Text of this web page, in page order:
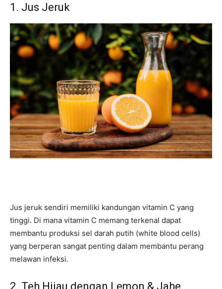
1. Jus Jeruk
Jus jeruk sendiri memiliki kandungan vitamin C yang
tinggi. Di mana vitamin C memang terkenal dapat
membantu produksi sel darah putih (white blood cells)
yang berperan sangat penting dalam membantu perang
melawan infeksi.
2. Teh Hijau dengan Lemon & Jahe